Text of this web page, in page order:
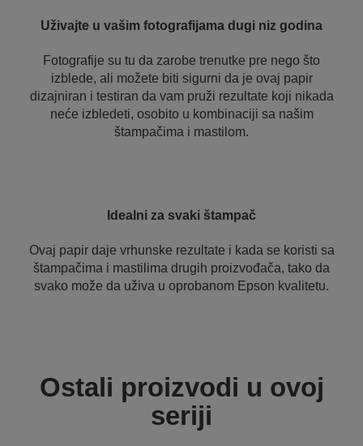
Uživajte u vašim fotografijama dugi niz godina
Fotografije su tu da zarobe trenutke pre nego što
izblede, ali možete biti sigurni da je ovaj papir
dizajniran i testiran da vam pruži rezultate koji nikada
neće izbledeti, osobito u kombinaciji sa našim
štampačima i mastilom.
Idealni za svaki štampač
Ovaj papir daje vrhunske rezultate i kada se koristi sa
štampačima i mastilima drugih proizvođača, tako da
svako može da uživa u oprobanom Epson kvalitetu.
Ostali proizvodi u ovoj
seriji